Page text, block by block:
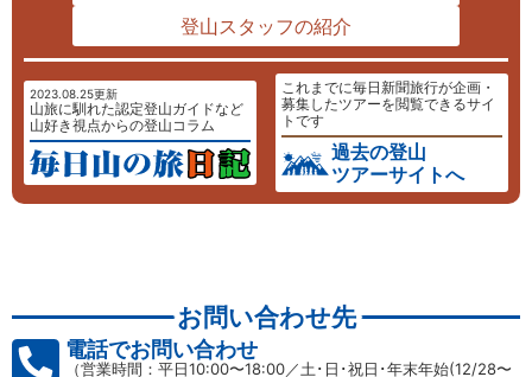
登山スタッフの紹介
2023.08.25更新
山旅に馴れた認定登山ガイドなど
山好き視点からの登山コラム
これまでに毎日新聞旅行が企画・
募集したツアーを閲覧できるサイ
トです
過去の登山
ツアーサイトへ
お問い合わせ先
電話でお問い合わせ
（営業時間：平日10:00〜18:00／土･日･祝日･年末年始(12/28〜